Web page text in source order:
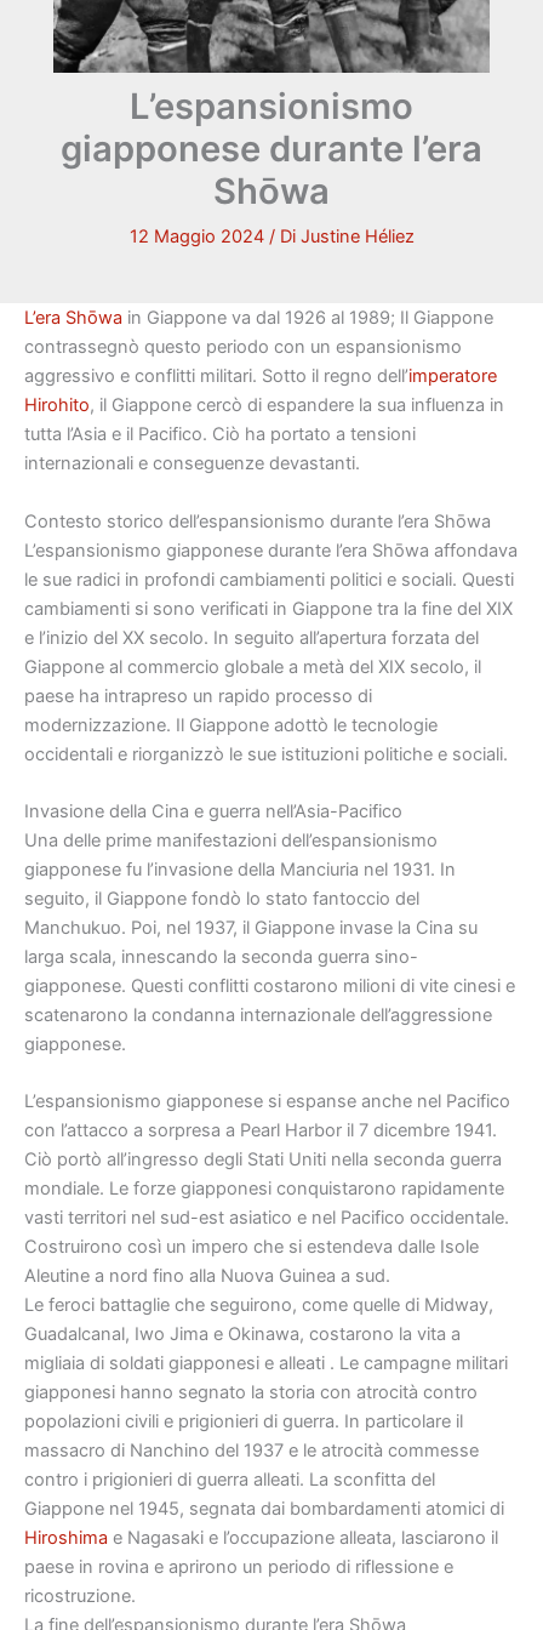
L’espansionismo
giapponese durante l’era
Shōwa
12 Maggio 2024 / Di Justine Héliez
L’era Shōwa in Giappone va dal 1926 al 1989; Il Giappone
contrassegnò questo periodo con un espansionismo
aggressivo e conflitti militari. Sotto il regno dell’imperatore
Hirohito, il Giappone cercò di espandere la sua influenza in
tutta l’Asia e il Pacifico. Ciò ha portato a tensioni
internazionali e conseguenze devastanti.
Contesto storico dell’espansionismo durante l’era Shōwa
L’espansionismo giapponese durante l’era Shōwa affondava
le sue radici in profondi cambiamenti politici e sociali. Questi
cambiamenti si sono verificati in Giappone tra la fine del XIX
e l’inizio del XX secolo. In seguito all’apertura forzata del
Giappone al commercio globale a metà del XIX secolo, il
paese ha intrapreso un rapido processo di
modernizzazione. Il Giappone adottò le tecnologie
occidentali e riorganizzò le sue istituzioni politiche e sociali.
Invasione della Cina e guerra nell’Asia-Pacifico
Una delle prime manifestazioni dell’espansionismo
giapponese fu l’invasione della Manciuria nel 1931. In
seguito, il Giappone fondò lo stato fantoccio del
Manchukuo. Poi, nel 1937, il Giappone invase la Cina su
larga scala, innescando la seconda guerra sino-
giapponese. Questi conflitti costarono milioni di vite cinesi e
scatenarono la condanna internazionale dell’aggressione
giapponese.
L’espansionismo giapponese si espanse anche nel Pacifico
con l’attacco a sorpresa a Pearl Harbor il 7 dicembre 1941.
Ciò portò all’ingresso degli Stati Uniti nella seconda guerra
mondiale. Le forze giapponesi conquistarono rapidamente
vasti territori nel sud-est asiatico e nel Pacifico occidentale.
Costruirono così un impero che si estendeva dalle Isole
Aleutine a nord fino alla Nuova Guinea a sud.
Le feroci battaglie che seguirono, come quelle di Midway,
Guadalcanal, Iwo Jima e Okinawa, costarono la vita a
migliaia di soldati giapponesi e alleati . Le campagne militari
giapponesi hanno segnato la storia con atrocità contro
popolazioni civili e prigionieri di guerra. In particolare il
massacro di Nanchino del 1937 e le atrocità commesse
contro i prigionieri di guerra alleati. La sconfitta del
Giappone nel 1945, segnata dai bombardamenti atomici di
Hiroshima e Nagasaki e l’occupazione alleata, lasciarono il
paese in rovina e aprirono un periodo di riflessione e
ricostruzione.
La fine dell’espansionismo durante l’era Shōwa